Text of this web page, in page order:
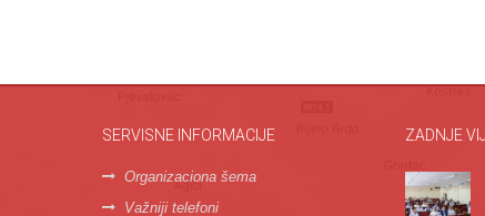
SERVISNE INFORMACIJE
Organizaciona šema
Važniji telefoni
ZADNJE